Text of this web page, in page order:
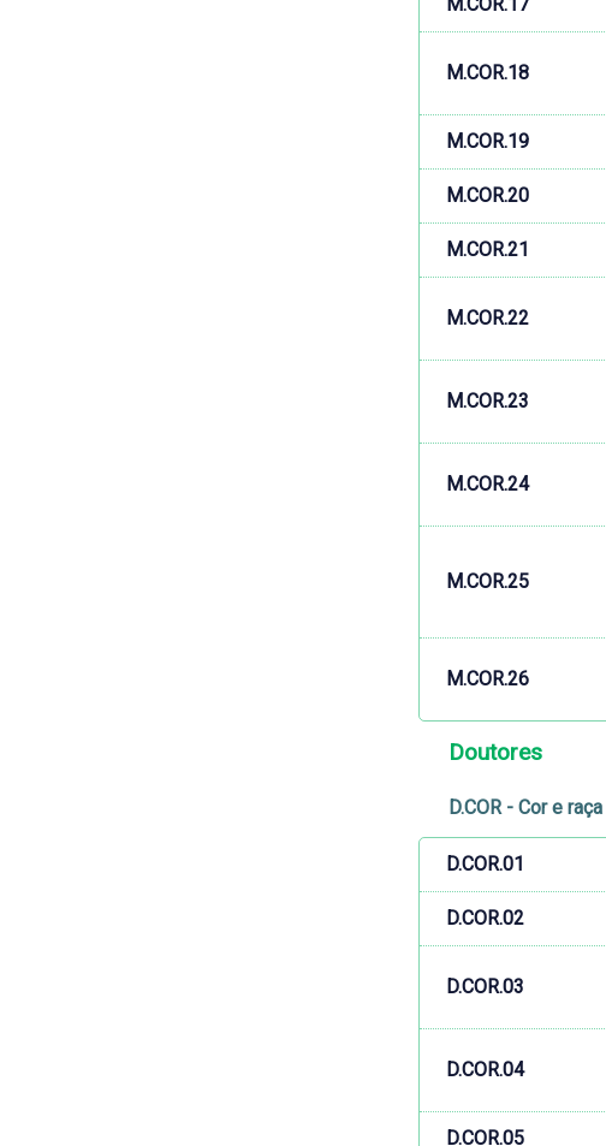
M.COR.18
M.COR.19
M.COR.20
M.COR.21
M.COR.22
M.COR.23
M.COR.24
M.COR.25
M.COR.26
Doutores
D.COR - Cor e raça
D.COR.01
D.COR.02
D.COR.03
D.COR.04
D.COR.05